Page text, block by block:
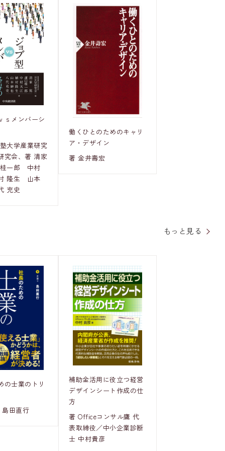
ｓメンバーシ
大学産業研究
究会、著 清家
一郎 中村
隆生 山本
充史
働くひとのためのキャリ
ア・デザイン
著 金井壽宏
もっと見る
の士業のトリ
田直行
補助金活用に役立つ経営
デザインシート作成の仕
方
著 Officeコンサル鷹 代
表取締役／中小企業診断
士 中村貴彦